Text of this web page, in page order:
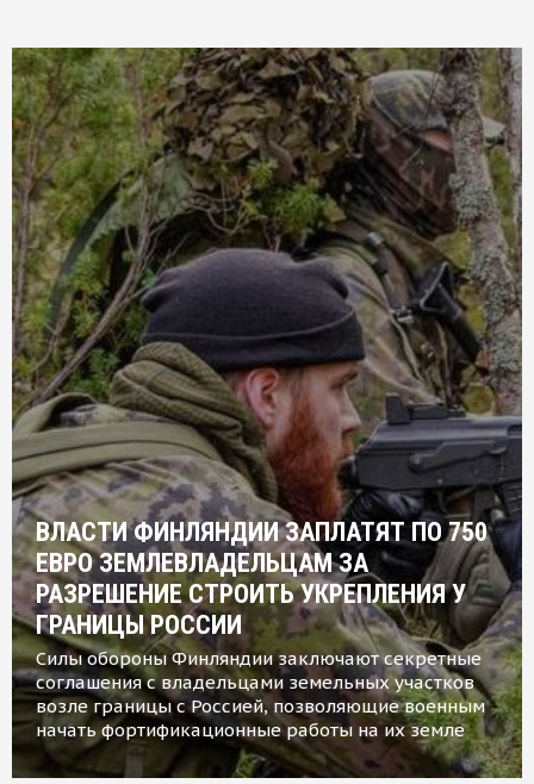
ВЛАСТИ ФИНЛЯНДИИ ЗАПЛАТЯТ ПО 750
ЕВРО ЗЕМЛЕВЛАДЕЛЬЦАМ ЗА
РАЗРЕШЕНИЕ СТРОИТЬ УКРЕПЛЕНИЯ У
ГРАНИЦЫ РОССИИ
Силы обороны Финляндии заключают секретные
соглашения с владельцами земельных участков
возле границы с Россией, позволяющие военным
начать фортификационные работы на их земле